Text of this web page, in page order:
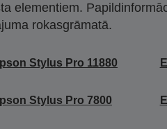
elementiem.
rokasgrāmatā.
Stylus Pro 11880
Stylus Pro 7800